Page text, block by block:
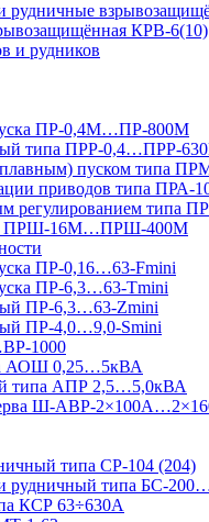
рудничные
КРВ-6(10)
и рудников
ПР-0,4М…ПР-800М
типа ПРР-0,4…ПРР-
(плавным) пуском типа
приводов типа
регулированием
ПРШ-16М…ПРШ-400М
ПР-0,16…63-Fmini
ПР-6,3…63-Tmini
ПР-6,3…63-Zmini
ПР-4,0…9,0-Smini
1000
АОШ 0,25…5кВА
типа АПР 2,5…5,0кВА
Ш-АВР-
типа СР-104 (204)
рудничный типа БС-
КСР 63÷630А